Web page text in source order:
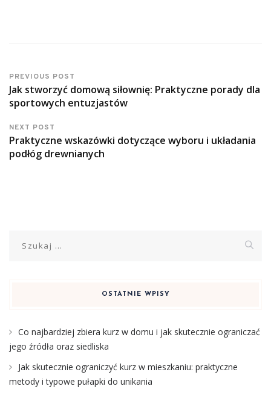
PREVIOUS POST
Jak stworzyć domową siłownię: Praktyczne porady dla
sportowych entuzjastów
NEXT POST
Praktyczne wskazówki dotyczące wyboru i układania
podłóg drewnianych
OSTATNIE WPISY
Co najbardziej zbiera kurz w domu i jak skutecznie ograniczać
jego źródła oraz siedliska
Jak skutecznie ograniczyć kurz w mieszkaniu: praktyczne
metody i typowe pułapki do unikania